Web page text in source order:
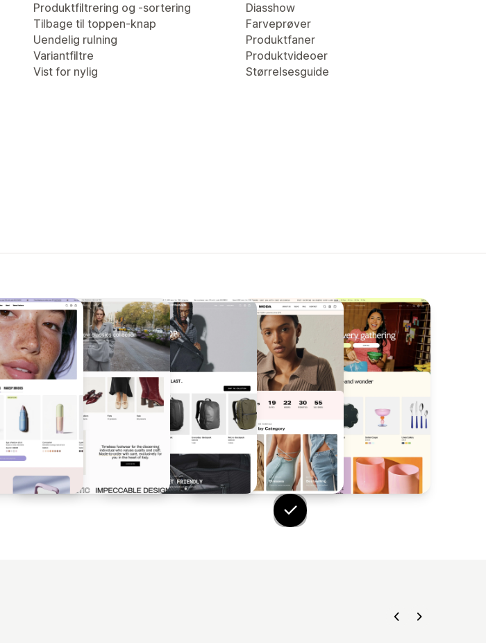
Produktfiltrering og -sortering
Tilbage til toppen-knap
Uendelig rulning
Variantfiltre
Vist for nylig
Diasshow
Farveprøver
Produktfaner
Produktvideoer
Størrelsesguide